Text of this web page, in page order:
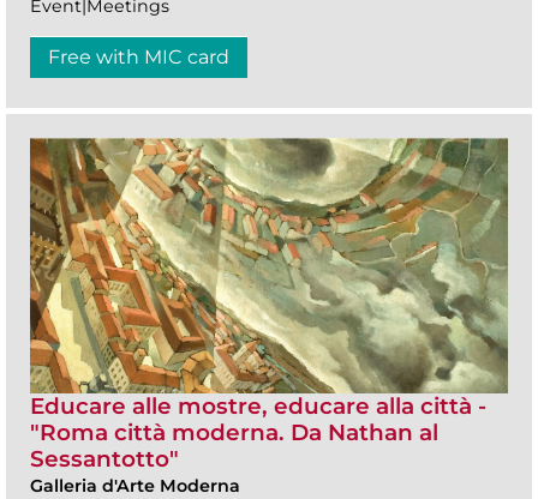
Event|Meetings
Free with MIC card
Educare alle mostre, educare alla città -
"Roma città moderna. Da Nathan al
Sessantotto"
Galleria d'Arte Moderna